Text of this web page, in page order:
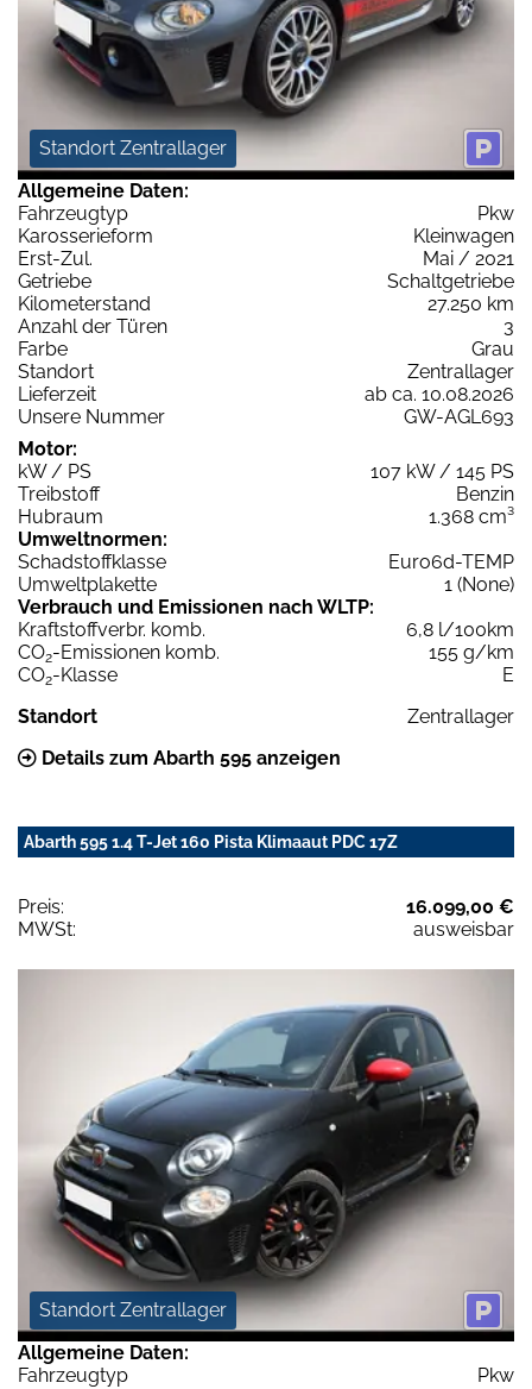
Standort Zentrallager
Allgemeine Daten:
Fahrzeugtyp
Pkw
Karosserieform
Kleinwagen
Erst-Zul.
Mai / 2021
Getriebe
Schaltgetriebe
Kilometerstand
27.250 km
Anzahl der Türen
3
Farbe
Grau
Standort
Zentrallager
Lieferzeit
ab ca. 10.08.2026
Unsere Nummer
GW-AGL693
Motor:
kW / PS
107 kW / 145 PS
Treibstoff
Benzin
Hubraum
1.368 cm³
Umweltnormen:
Schadstoffklasse
Euro6d-TEMP
Umweltplakette
1 (None)
Verbrauch und Emissionen nach WLTP:
Kraftstoffverbr. komb.
6,8 l/100km
CO2-Emissionen komb.
155 g/km
CO2-Klasse
E
Standort
Zentrallager
Details zum Abarth 595 anzeigen
Abarth 595 1.4 T-Jet 160 Pista Klimaaut PDC 17Z
Preis:
16.099,00 €
MWSt:
ausweisbar
Standort Zentrallager
Allgemeine Daten:
Fahrzeugtyp
Pkw